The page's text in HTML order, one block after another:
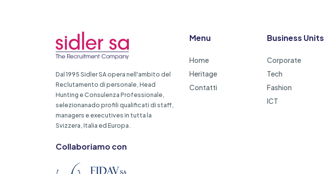
Dal 1995 Sidler SA opera nell'ambito del
Reclutamento di personale, Head
Hunting e Consulenza Professionale,
selezionanado profili qualificati di staff,
managers e executives in tutta la
Svizzera, Italia ed Europa.
Collaboriamo con
Menu
Home
Heritage
Contatti
Business Units
Corporate
Tech
Fashion
ICT